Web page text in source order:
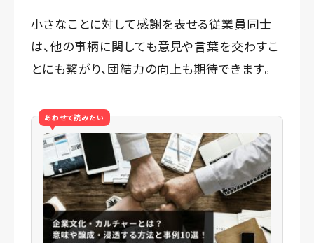
小さなことに対して感謝を表せる従業員同士
は、他の事柄に関しても意見や言葉を交わすこ
とにも繋がり、団結力の向上も期待できます。
あわせて読みたい